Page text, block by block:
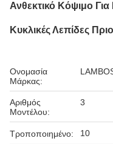
Ανθεκτικό Κόψιμο
Κυκλικές Λεπίδες
Ονομασία
Μάρκας:
Αριθμός
Μοντέλου:
3
Τροποποιημένο: 10